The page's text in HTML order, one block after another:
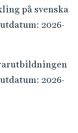
på svenska
2026-
2026-